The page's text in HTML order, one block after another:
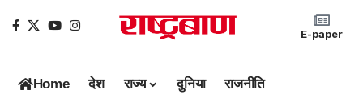
E-paper
Home देश राज्य दुनिया राजनीति